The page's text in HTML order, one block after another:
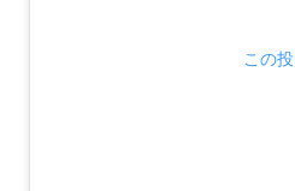
この